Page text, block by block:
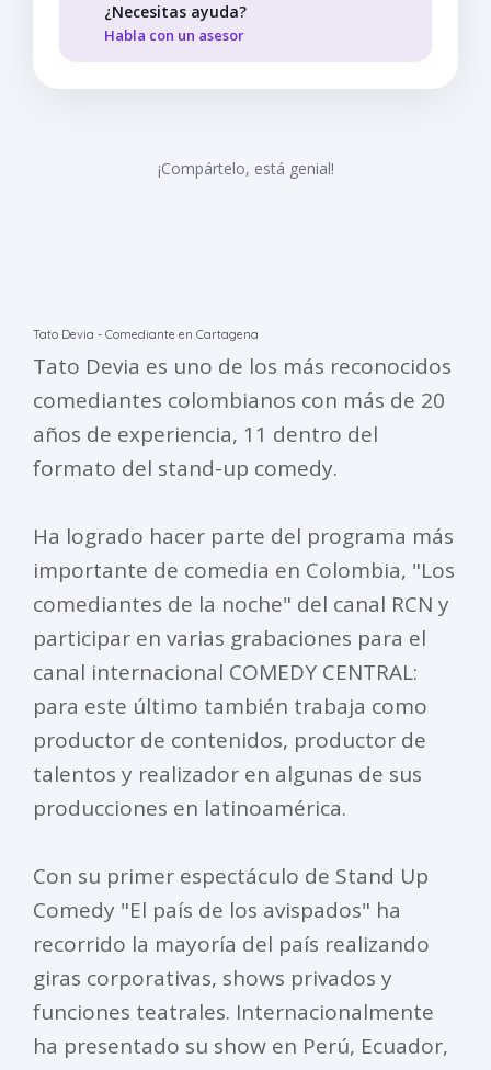
¿Necesitas ayuda?
Habla con un asesor
¡Compártelo, está genial!
Tato Devia - Comediante en Cartagena
Tato Devia es uno de los más reconocidos
comediantes colombianos con más de 20
años de experiencia, 11 dentro del
formato del stand-up comedy.
Ha logrado hacer parte del programa más
importante de comedia en Colombia, "Los
comediantes de la noche" del canal RCN y
participar en varias grabaciones para el
canal internacional COMEDY CENTRAL:
para este último también trabaja como
productor de contenidos, productor de
talentos y realizador en algunas de sus
producciones en latinoamérica.
Con su primer espectáculo de Stand Up
Comedy "El país de los avispados" ha
recorrido la mayoría del país realizando
giras corporativas, shows privados y
funciones teatrales. Internacionalmente
ha presentado su show en Perú, Ecuador,